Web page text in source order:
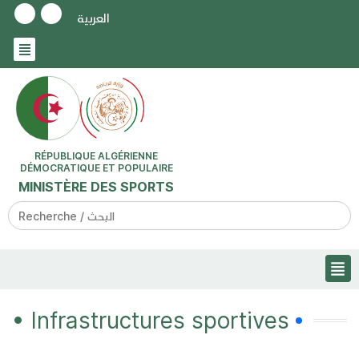
العربية
RÉPUBLIQUE ALGÉRIENNE
DÉMOCRATIQUE ET POPULAIRE
MINISTÈRE DES SPORTS
Search
for:
• Infrastructures sportives